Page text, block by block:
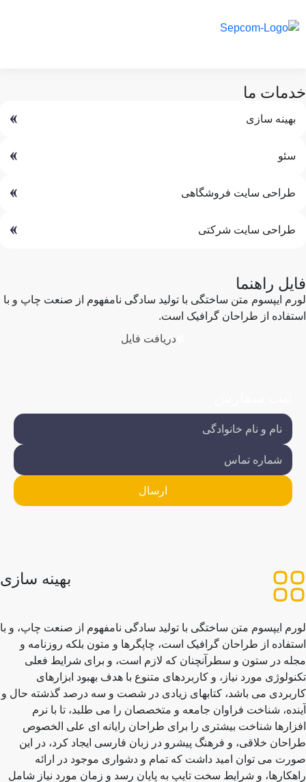
خدمات ما
بهینه سازی
سئو
طراحی سایت فروشگاهی
طراحی سایت شرکتی
فایل راهنما
لورم ایپسوم متن ساختگی با تولید سادگی نامفهوم از صنعت چاپ و با
استفاده از طراحان گرافیک است.
دریافت فایل
بهینه سازی
لورم ایپسوم متن ساختگی با تولید سادگی نامفهوم از صنعت چاپ، و با
استفاده از طراحان گرافیک است، چاپگرها و متون بلکه روزنامه و
مجله در ستون و سطرآنچنان که لازم است، و برای شرایط فعلی
تکنولوژی مورد نیاز، و کاربردهای متنوع با هدف بهبود ابزارهای
کاربردی می باشد، کتابهای زیادی در شصت و سه درصد گذشته حال و
آینده، شناخت فراوان جامعه و متخصصان را می طلبد، تا با نرم
افزارها شناخت بیشتری را برای طراحان رایانه ای علی الخصوص
طراحان خلاقی، و فرهنگ پیشرو در زبان فارسی ایجاد کرد، در این
صورت می توان امید داشت که تمام و دشواری موجود در ارائه
راهکارها، و شرایط سخت تایپ به پایان رسد و زمان مورد نیاز شامل